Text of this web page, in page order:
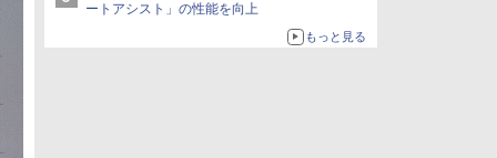
ートアシスト」の性能を向上
もっと見る